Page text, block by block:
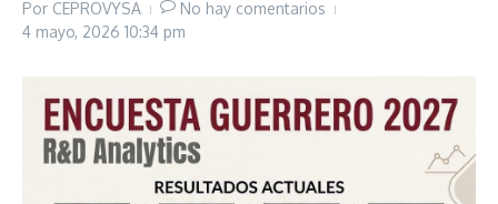
Por CEPROVYSA
No hay comentarios
4 mayo, 2026 10:34 pm